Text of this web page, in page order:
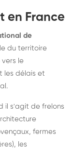
en France
de
du territoire
le
les délais et
il s'agit de frelons
fermes
les